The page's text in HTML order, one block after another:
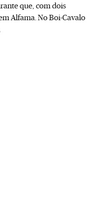
que, com dois
Alfama. No Boi-Cavalo